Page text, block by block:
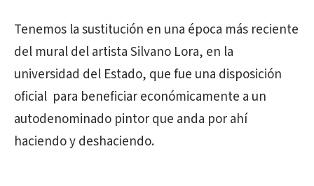
Tenemos la sustitución en una época más reciente
del mural del artista Silvano Lora, en la
universidad del Estado, que fue una disposición
oficial para beneficiar económicamente a un
autodenominado pintor que anda por ahí
haciendo y deshaciendo.